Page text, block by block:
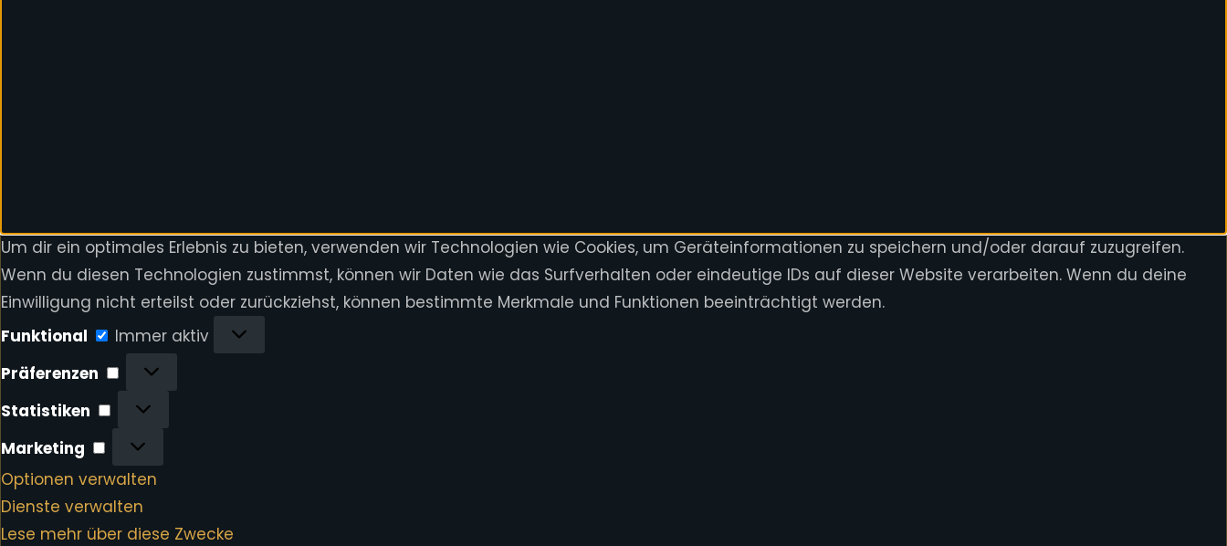
Um dir ein optimales Erlebnis zu bieten, verwenden wir Technologien wie Cookies, um Geräteinformationen zu speichern und/oder darauf zuzugreifen.
Wenn du diesen Technologien zustimmst, können wir Daten wie das Surfverhalten oder eindeutige IDs auf dieser Website verarbeiten. Wenn du deine
Einwilligung nicht erteilst oder zurückziehst, können bestimmte Merkmale und Funktionen beeinträchtigt werden.
Funktional
Funktional
Immer aktiv
Präferenzen
Präferenzen
Statistiken Statistiken
Marketing
Marketing
Optionen verwalten
Dienste verwalten
Lese mehr über diese Zwecke